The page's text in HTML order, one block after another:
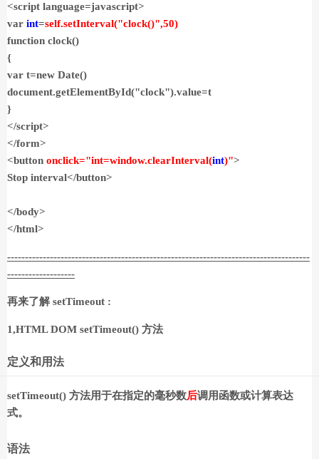
<script language=javascript>
var int=self.setInterval("clock()",50)
function clock()
{
var t=new Date()
document.getElementById("clock").value=t
}
</script>
</form>
<button onclick="int=window.clearInterval(int)">
Stop interval</button>
</body>
</html>
-------------------------------------------------------------------------------------
-------------------
再来了解 setTimeout :
1,HTML DOM setTimeout() 方法
定义和用法
setTimeout() 方法用于在指定的毫秒数后调用函数或计算表达
式。
语法